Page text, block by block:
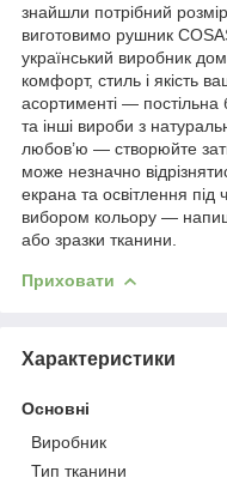
знайшли потрібний
виготовимо рушник
український виробник
комфорт, стиль і якість
асортименті — постільна
та інші вироби з
любов’ю — створюйте
може незначно
екрана та освітлення
вибором кольору —
або зразки тканини.
Приховати
Характеристики
Основні
Виробник
Тип тканини